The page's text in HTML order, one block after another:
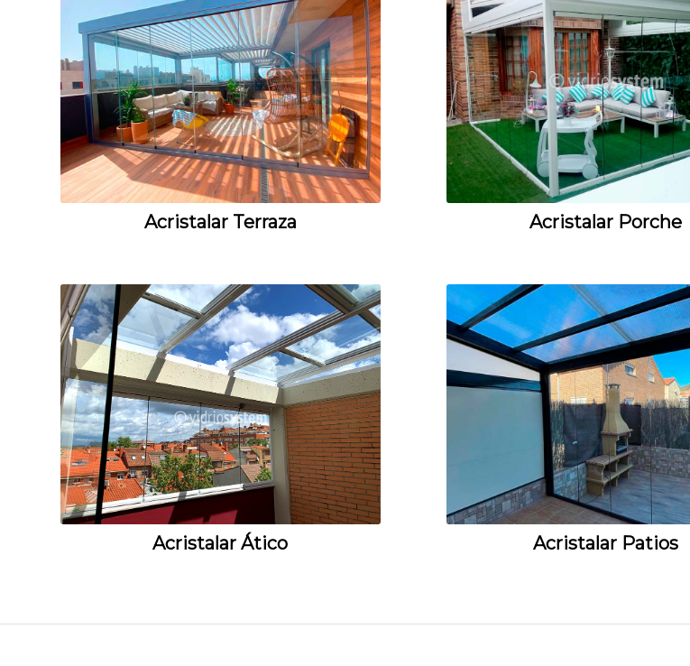
Acristalar Terraza Acristalar Porche
Acristalar Ático Acristalar Patios